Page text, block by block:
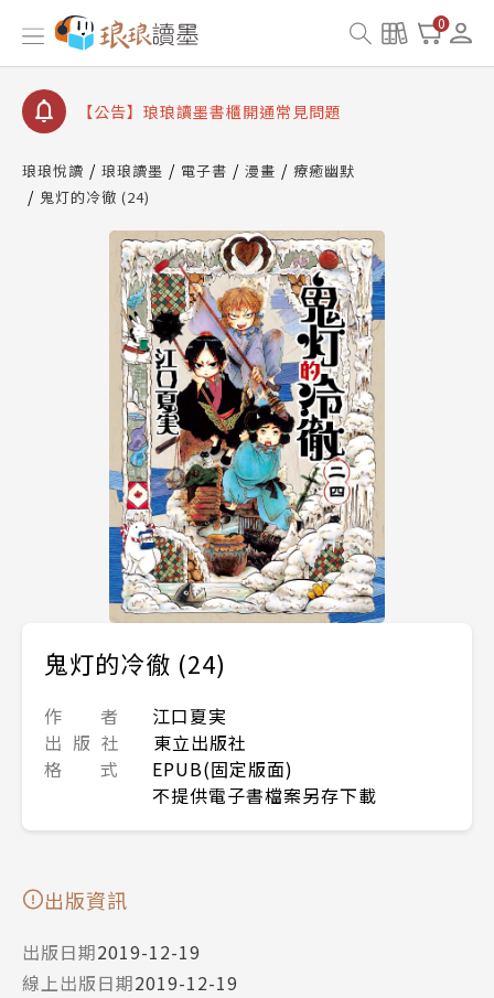
0
【公告】因 Readmoo 讀墨系統維護中，本站同步暫
停部分閱讀服務
【公告】琅琅讀墨數位閱讀資產合併與書櫃開通申請
【公告】琅琅讀墨書櫃開通常見問題
請圖文教學
【公告】琅琅書店服務升級重要說明及資產合併結果
查詢
【公告】因 Readmoo 讀墨系統維護中，本站同步暫
停部分閱讀服務
琅琅悅讀 琅琅讀墨 電子書 漫畫
療癒幽默
鬼灯的冷徹 (24)
鬼灯的冷徹 (24)
作 者
江口夏実
出 版 社
東立出版社
格 式
EPUB(固定版面)
不提供電子書檔案另存下載
出版資訊
出版日期2019-12-19
線上出版日期2019-12-19